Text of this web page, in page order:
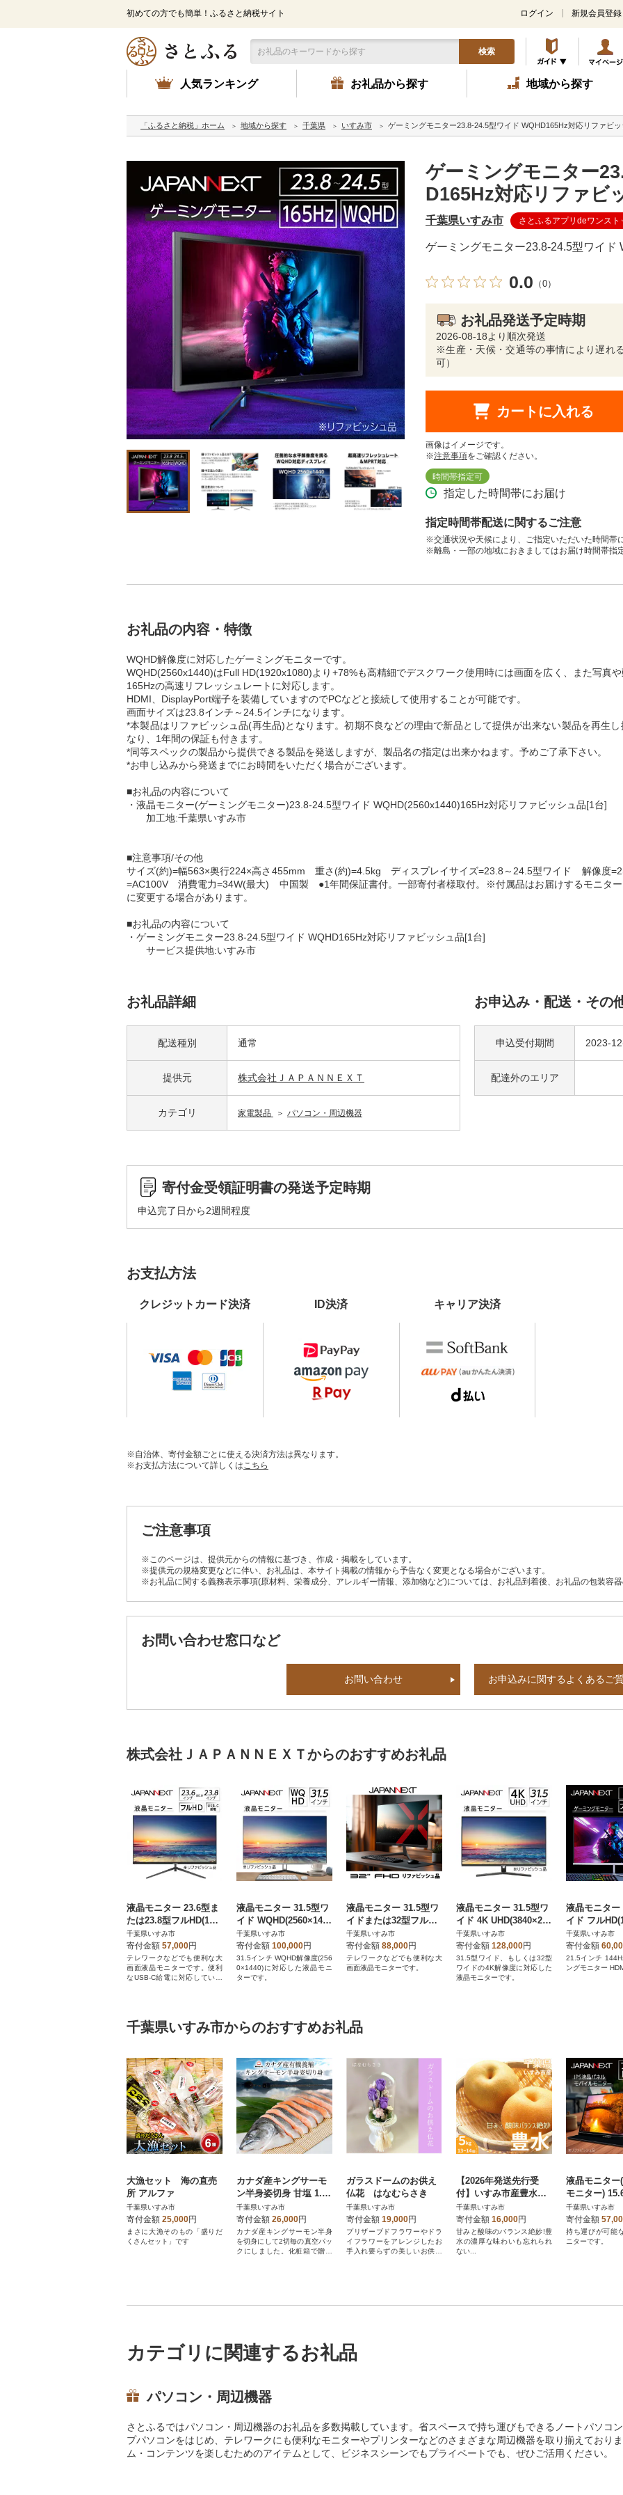
初めての方でも簡単！ふるさと納税サイト ログイン 新規会員登録
検索
人気ランキング お礼品から探す 地域から探す
「ふるさと納税」ホーム 地域から探す 千葉県 いすみ市 ゲーミングモニター23.8-24.5型ワイド WQHD165Hz対応リファビ
ゲーミングモニター
D165Hz対応リファビ
千葉県いすみ市 さとふるアプリdeワンスト
ゲーミングモニター23.8-24.5型ワイ
0.0 （0）
お礼品発送予定時期
2026-08-18より順次発送
※生産・天候・交通等の事情により遅れ
可）
カートに入れる
画像はイメージです。
※注意事項をご確認ください。
時間帯指定可
指定した時間帯にお届け
指定時間帯配送に関するご注意
※交通状況や天候により、ご指定いただいた時間帯
※離島・一部の地域におきましてはお届け時間帯指
お礼品の内容・特徴
WQHD解像度に対応したゲーミングモニターです。
WQHD(2560x1440)はFull HD(1920x1080)より+78%も高精細でデスクワーク使用時には画面を広く、また写真
165Hzの高速リフレッシュレートに対応します。
HDMI、DisplayPort端子を装備していますのでPCなどと接続して使用することが可能です。
画面サイズは23.8インチ～24.5インチになります。
*本製品はリファビッシュ品(再生品)となります。初期不良などの理由で新品として提供が出来ない製品を再生
なり、1年間の保証も付きます。
*同等スペックの製品から提供できる製品を発送しますが、製品名の指定は出来かねます。予めご了承下さい。
*お申し込みから発送までにお時間をいただく場合がございます。
■お礼品の内容について
・液晶モニター(ゲーミングモニター)23.8-24.5型ワイド WQHD(2560x1440)165Hz対応リファビッシュ品[1台]
加工地:千葉県いすみ市
■注意事項/その他
サイズ(約)=幅563×奥行224×高さ455mm 重さ(約)=4.5kg ディスプレイサイズ=23.8～24.5型ワイド 解像度
=AC100V 消費電力=34W(最大) 中国製 ●1年間保証書付。一部寄付者様取付。※付属品はお届けするモニター
に変更する場合があります。
■お礼品の内容について
・ゲーミングモニター23.8-24.5型ワイド WQHD165Hz対応リファビッシュ品[1台]
サービス提供地:いすみ市
お礼品詳細
配送種別 通常
提供元 株式会社ＪＡＰＡＮＮＥＸＴ
カテゴリ 家電製品 パソコン・周辺機器
お申込み・配送・その
申込受付期間 2023-
配達外のエリア
寄付金受領証明書の発送予定時期
申込完了日から2週間程度
お支払方法
クレジットカード決済 ID決済 キャリア決済
※自治体、寄付金額ごとに使える決済方法は異なります。
※お支払方法について詳しくはこちら
ご注意事項
※このページは、提供元からの情報に基づき、作成・掲載をしています。
※提供元の規格変更などに伴い、お礼品は、本サイト掲載の情報から予告なく変更となる場合がございます。
※お礼品に関する義務表示事項(原材料、栄養成分、アレルギー情報、添加物など)については、お礼品到着後、お礼品の包装容器
お問い合わせ窓口など
お問い合わせ お申込みに関するよくあるご
株式会社ＪＡＰＡＮＮＥＸＴからのおすすめお礼品
液晶モニター 23.6型ま
たは23.8型フルHD(192
0×1080)USB-C給電リ
ファビッシュ品
千葉県いすみ市
寄付金額 57,000円
テレワークなどでも便利な大
画面液晶モニターです。便利
なUSB-C給電に対応していま
液晶モニター 31.5型ワ
イド WQHD(2560×144
0) リファビッシュ品
千葉県いすみ市
寄付金額 100,000円
31.5インチ WQHD解像度(256
0×1440)に対応した液晶モニ
ターです。
液晶モニター 31.5型ワ
イドまたは32型フルHD
(1920×1080)リファビッ
シュ品
千葉県いすみ市
寄付金額 88,000円
テレワークなどでも便利な大
画面液晶モニターです。
液晶モニター 31.5型ワ
イド 4K UHD(3840×216
0) リファビッシュ品
千葉県いすみ市
寄付金額 128,000円
31.5型ワイド、もしくは32型
ワイドの4K解像度に対応した
液晶モニターです。
液晶モニター
イド フル
0) 144Hz対応
ッシュ品
千葉県いすみ市
寄付金額
21.5インチ
ングモニター
千葉県いすみ市からのおすすめお礼品
大漁セット 海の直売
所 アルファ
千葉県いすみ市
寄付金額 25,000円
まさに大漁そのもの「盛りだ
くさんセット」です
カナダ産キングサーモ
ン半身姿切身 甘塩 1.6k
g
千葉県いすみ市
寄付金額 26,000円
カナダ産キングサーモン半身
を切身にして2切毎の真空パッ
クにしました。化粧箱で贈答
ガラスドームのお供え
仏花 はなむらさき
千葉県いすみ市
寄付金額 19,000円
プリザーブドフラワーやドラ
イフラワーをアレンジしたお
手入れ要らずの美しいお供え
【2026年発送先行受
付】いすみ市産豊水
梨 約5kg(13～14個)
千葉県いすみ市
寄付金額 16,000円
甘みと酸味のバランス絶妙!豊
水の濃厚な味わいも忘れられ
ない...
液晶モニター
モニター)
ド フル
0)リファビッ
千葉県いすみ市
寄付金額
持ち運びが可能
ニターです。
カテゴリに関連するお礼品
パソコン・周辺機器
さとふるではパソコン・周辺機器のお礼品を多数掲載しています。省スペースで持ち運びもできるノートパソコ
プパソコンをはじめ、テレワークにも便利なモニターやプリンターなどのさまざまな周辺機器を取り揃えており
ム・コンテンツを楽しむためのアイテムとして、ビジネスシーンでもプライベートでも、ぜひご活用ください。